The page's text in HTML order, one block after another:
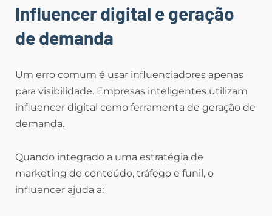
Influencer digital e geração
de demanda
Um erro comum é usar influenciadores apenas
para visibilidade. Empresas inteligentes utilizam
influencer digital como ferramenta de geração de
demanda.
Quando integrado a uma estratégia de
marketing de conteúdo, tráfego e funil, o
influencer ajuda a: